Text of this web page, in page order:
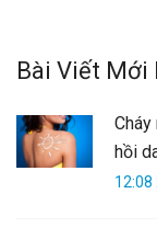
Bài Viết Mới
hồi